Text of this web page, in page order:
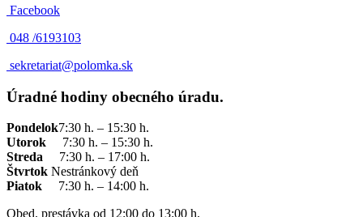
Facebook
048 /6193103
sekretariat@polomka.sk
Úradné hodiny obecného úradu.
Pondelok7:30 h. – 15:30 h.
Utorok 7:30 h. – 15:30 h.
Streda 7:30 h. – 17:00 h.
Štvrtok Nestránkový deň
Piatok
7:30 h. – 14:00 h.
Obed. prestávka od 12:00 do 13:00 h.